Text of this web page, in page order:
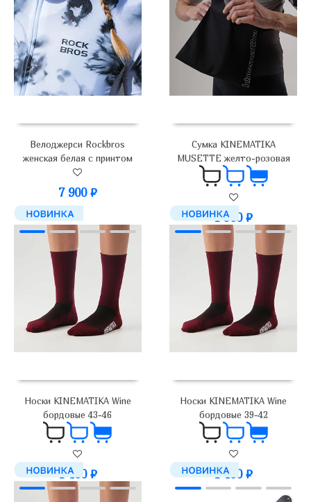
Велоджерси Rockbros
женская белая с принтом
7 900 ₽
Сумка KINEMATIKA
MUSETTE желто-розовая
1 900₽
Носки KINEMATIKA Wine
бордовые 43-46
1 400 ₽
Носки KINEMATIKA Wine
бордовые 39-42
1 400₽